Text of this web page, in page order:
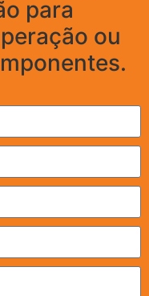
para
ou